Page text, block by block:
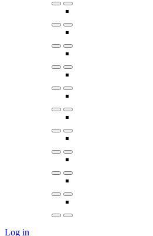
Log in